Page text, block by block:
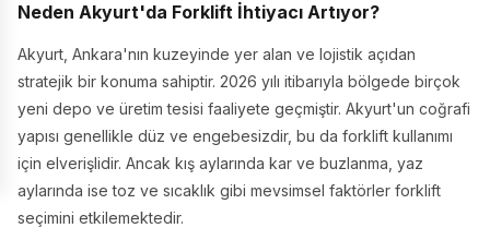
Neden Akyurt'da Forklift İhtiyacı Artıyor?
Akyurt, Ankara'nın kuzeyinde yer alan ve lojistik açıdan
stratejik bir konuma sahiptir. 2026 yılı itibarıyla bölgede birçok
yeni depo ve üretim tesisi faaliyete geçmiştir. Akyurt'un coğrafi
yapısı genellikle düz ve engebesizdir, bu da forklift kullanımı
için elverişlidir. Ancak kış aylarında kar ve buzlanma, yaz
aylarında ise toz ve sıcaklık gibi mevsimsel faktörler forklift
seçimini etkilemektedir.